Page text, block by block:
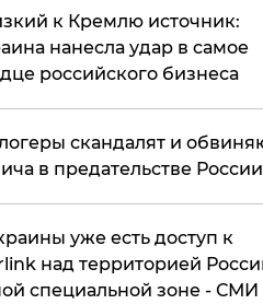
к Кремлю источник:
нанесла удар в самое
российского бизнеса
скандалят и
в предательстве России
уже есть доступ к
над территорией
специальной зоне - СМИ